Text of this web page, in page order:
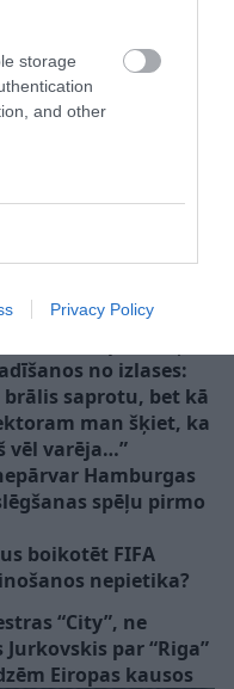
storage
and other
Privacy Policy
par
pēc
ir mūsējie!”
no izlases:
brālis saprotu, bet kā
man šķiet, ka
vēl varēja…”
Hamburgas
spēļu pirmo
boikotēt FIFA
nepietika?
“City”, ne
Jurkovskis par “Riga”
Eiropas kausos